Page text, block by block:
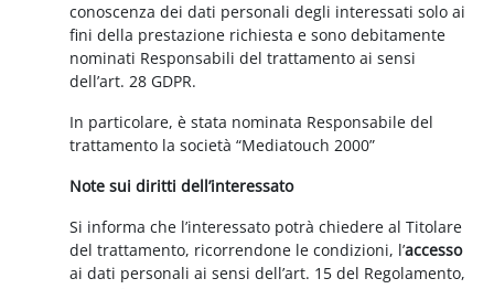
conoscenza dei dati personali degli interessati solo ai
fini della prestazione richiesta e sono debitamente
nominati Responsabili del trattamento ai sensi
dell’art. 28 GDPR.
In particolare, è stata nominata Responsabile del
trattamento la società “Mediatouch 2000”
Note sui diritti dell’interessato
Si informa che l’interessato potrà chiedere al Titolare
del trattamento, ricorrendone le condizioni, l’accesso
ai dati personali ai sensi dell’art. 15 del Regolamento,